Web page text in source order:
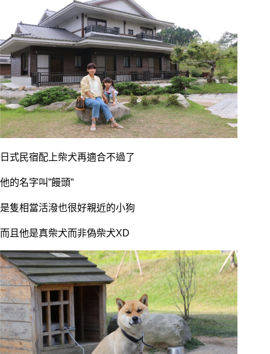
日式民宿配上柴犬再適合不過了
他的名字叫”饅頭”
是隻相當活潑也很好親近的小狗
而且他是真柴犬而非偽柴犬XD